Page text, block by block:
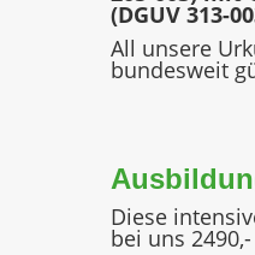
(DGUV 313-
All unsere
bundesweit
Diese
bei uns